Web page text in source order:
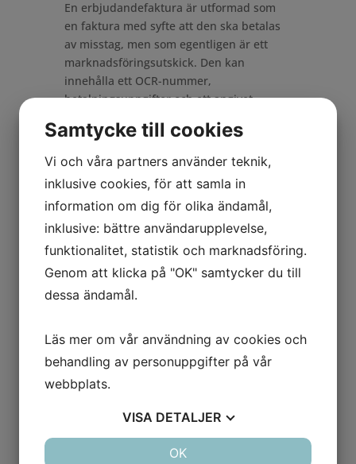
En erbjudandefaktura är utformad som
en faktura med syfte att den ska betalas
av misstag, men som egentligen är ett
marknadsföringsutskick. Den kan
innehålla ett OCR-nummer,
betalningsuppgifter och ett angivet
är något man måste betala. Det är dock
först i det finstilta som det framgår att det
rör sig om ett erbjudande och att
betalning innebär att man tackar ja till
något, ofta ett abonnemang eller en
publicering i ett företagsregister.
Generellt kan ingenting hända med så
kallade erbjudandefakturor, men om de
betalas av misstag riskerar du att teckna
ett löpande avtal som förlängs
Så känner du igen en
Texten ”Detta är ett erbjudande” finns
Samtycke till cookies
Vi och våra partners använder teknik,
inklusive cookies, för att samla in
information om dig för olika ändamål,
inklusive: bättre användarupplevelse,
funktionalitet, statistik och marknadsföring.
Genom att klicka på "OK" samtycker du till
dessa ändamål.
Läs mer om vår användning av cookies och
behandling av personuppgifter på vår
webbplats.
VISA DETALJER
OK